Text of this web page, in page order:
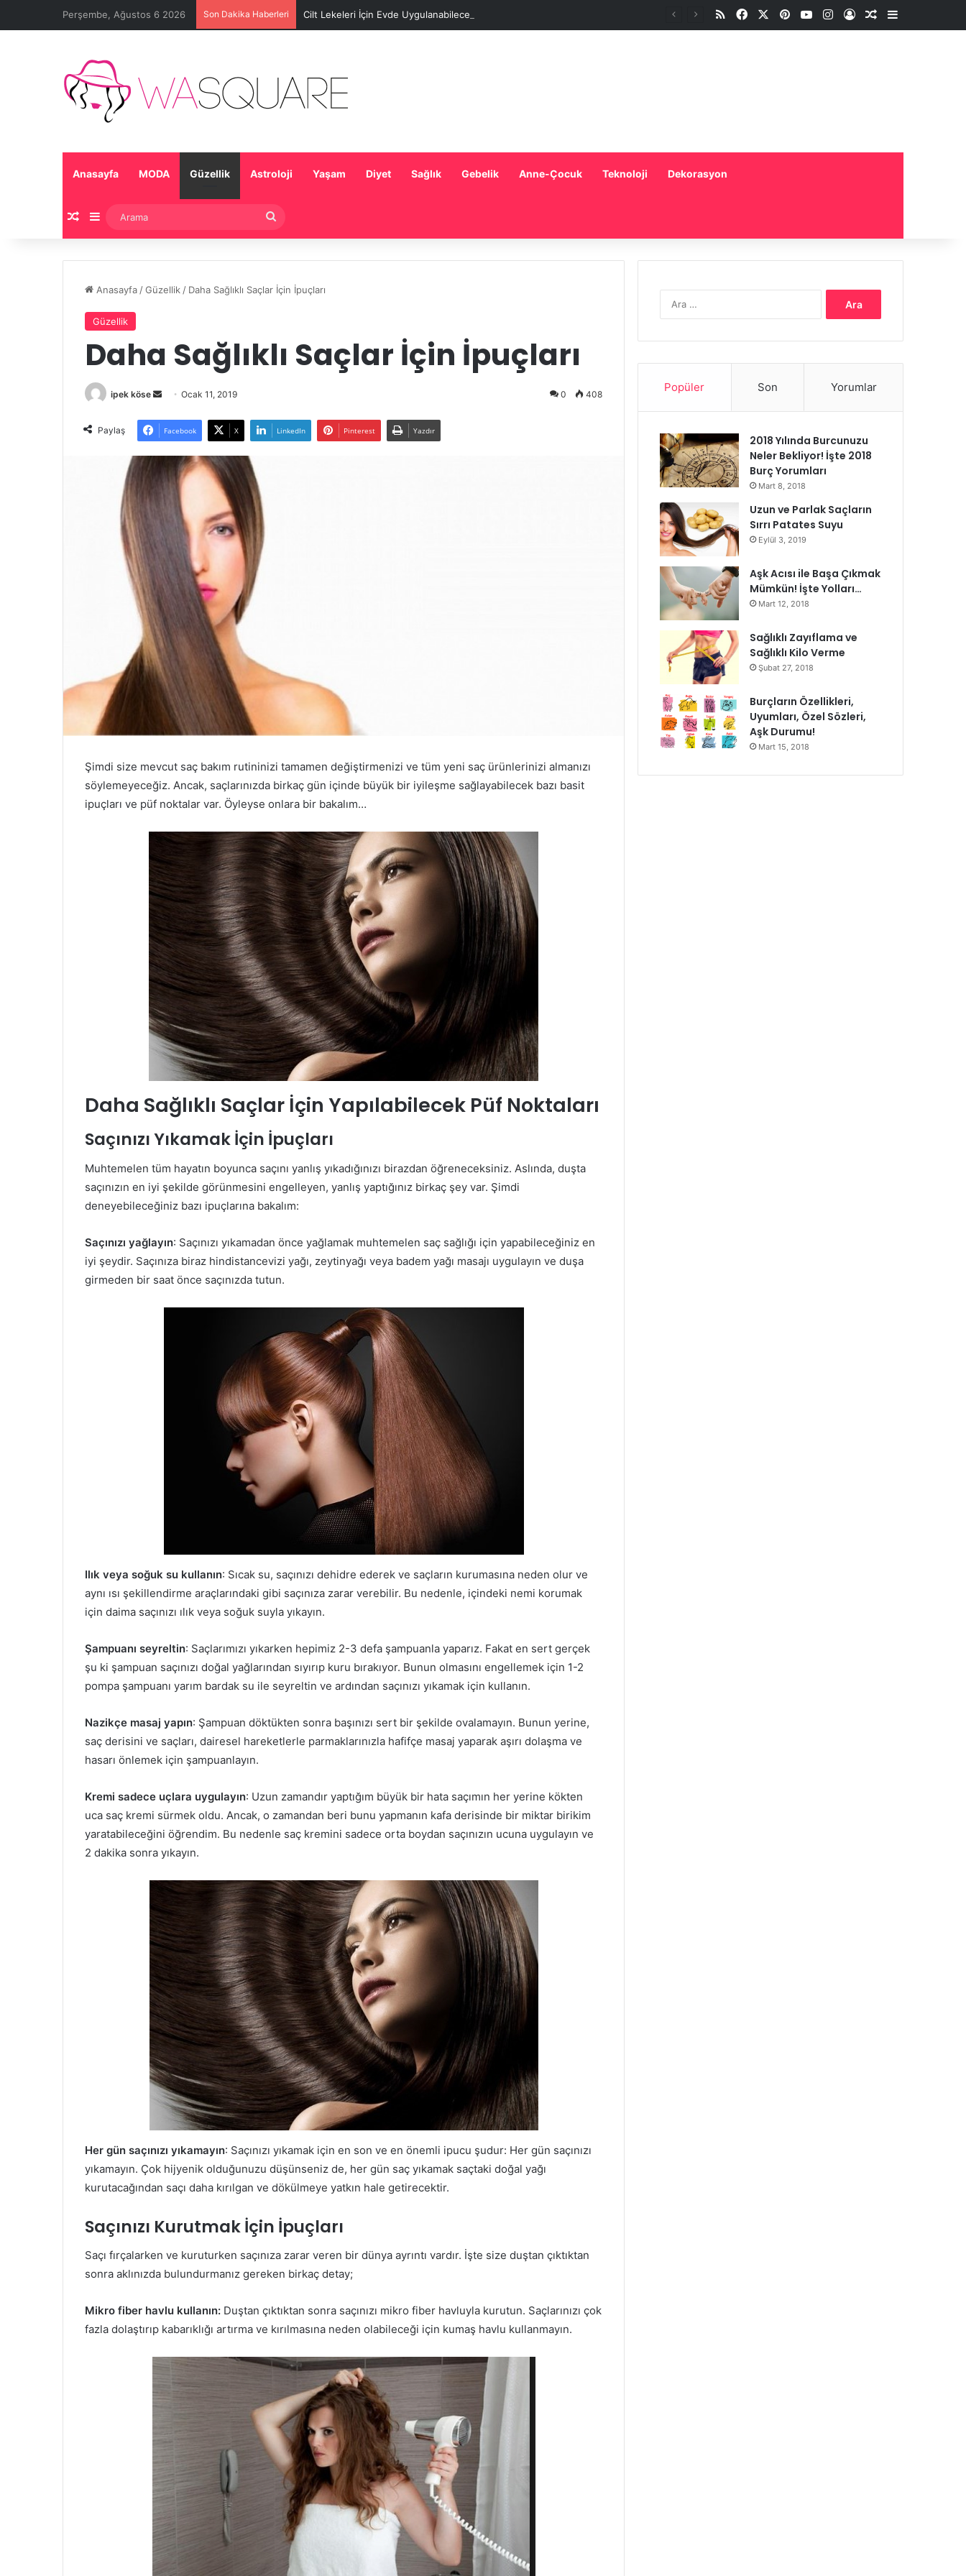
Perşembe, Ağustos 6 2026 Son Dakika Haberleri Cilt Lekeleri İçin Evde Uygulanabilecek Basit Maskeler RSSFacebookPinterestYouTubeInstagramOturum aç
Rastgele Makale
Kenar
Anasayfa MODA Güzellik Astroloji Yaşam Diyet Sağlık Gebelik Anne-Çocuk Teknoloji Dekorasyon
Rastgele Makale
Kenar Bölmesi
Anasayfa /Güzellik / Daha Sağlıklı Saçlar İçin İpuçları
Güzellik
Daha Sağlıklı Saçlar İçin İpuçları
ipek köse
Bir
posta
Ocak 11, 2019 0 408
Paylaş Facebook X LinkedIn Pinterest Yazdır
Şimdi size mevcut saç bakım rutininizi tamamen değiştirmenizi ve tüm yeni saç ürünlerinizi almanızı
söylemeyeceğiz. Ancak, saçlarınızda birkaç gün içinde büyük bir iyileşme sağlayabilecek bazı basit
ipuçları ve püf noktalar var. Öyleyse onlara bir bakalım…
Daha Sağlıklı Saçlar İçin Yapılabilecek Püf Noktaları
Saçınızı Yıkamak İçin İpuçları
Muhtemelen tüm hayatın boyunca saçını yanlış yıkadığınızı birazdan öğreneceksiniz. Aslında, duşta
saçınızın en iyi şekilde görünmesini engelleyen, yanlış yaptığınız birkaç şey var. Şimdi
deneyebileceğiniz bazı ipuçlarına bakalım:
Saçınızı yağlayın: Saçınızı yıkamadan önce yağlamak muhtemelen saç sağlığı için yapabileceğiniz en
iyi şeydir. Saçınıza biraz hindistancevizi yağı, zeytinyağı veya badem yağı masajı uygulayın ve duşa
girmeden bir saat önce saçınızda tutun.
Ilık veya soğuk su kullanın: Sıcak su, saçınızı dehidre ederek ve saçların kurumasına neden olur ve
aynı ısı şekillendirme araçlarındaki gibi saçınıza zarar verebilir. Bu nedenle, içindeki nemi korumak
için daima saçınızı ılık veya soğuk suyla yıkayın.
Şampuanı seyreltin: Saçlarımızı yıkarken hepimiz 2-3 defa şampuanla yaparız. Fakat en sert gerçek
şu ki şampuan saçınızı doğal yağlarından sıyırıp kuru bırakıyor. Bunun olmasını engellemek için 1-2
pompa şampuanı yarım bardak su ile seyreltin ve ardından saçınızı yıkamak için kullanın.
Nazikçe masaj yapın: Şampuan döktükten sonra başınızı sert bir şekilde ovalamayın. Bunun yerine,
saç derisini ve saçları, dairesel hareketlerle parmaklarınızla hafifçe masaj yaparak aşırı dolaşma ve
hasarı önlemek için şampuanlayın.
Kremi sadece uçlara uygulayın: Uzun zamandır yaptığım büyük bir hata saçımın her yerine kökten
uca saç kremi sürmek oldu. Ancak, o zamandan beri bunu yapmanın kafa derisinde bir miktar birikim
yaratabileceğini öğrendim. Bu nedenle saç kremini sadece orta boydan saçınızın ucuna uygulayın ve
2 dakika sonra yıkayın.
Her gün saçınızı yıkamayın: Saçınızı yıkamak için en son ve en önemli ipucu şudur: Her gün saçınızı
yıkamayın. Çok hijyenik olduğunuzu düşünseniz de, her gün saç yıkamak saçtaki doğal yağı
kurutacağından saçı daha kırılgan ve dökülmeye yatkın hale getirecektir.
Saçınızı Kurutmak İçin İpuçları
Saçı fırçalarken ve kuruturken saçınıza zarar veren bir dünya ayrıntı vardır. İşte size duştan çıktıktan
sonra aklınızda bulundurmanız gereken birkaç detay;
Mikro fiber havlu kullanın: Duştan çıktıktan sonra saçınızı mikro fiber havluyla kurutun. Saçlarınızı çok
fazla dolaştırıp kabarıklığı artırma ve kırılmasına neden olabileceği için kumaş havlu kullanmayın.
Popüler Son Yorumlar
2018 Yılında Burcunuzu
Neler Bekliyor! İşte 2018
Burç Yorumları
Mart 8, 2018
Uzun ve Parlak Saçların
Sırrı Patates Suyu
Eylül 3, 2019
Aşk Acısı ile Başa Çıkmak
Mümkün! İşte Yolları…
Mart 12, 2018
Sağlıklı Zayıflama ve
Sağlıklı Kilo Verme
Şubat 27, 2018
Burçların Özellikleri,
Uyumları, Özel Sözleri,
Aşk Durumu!
Mart 15, 2018